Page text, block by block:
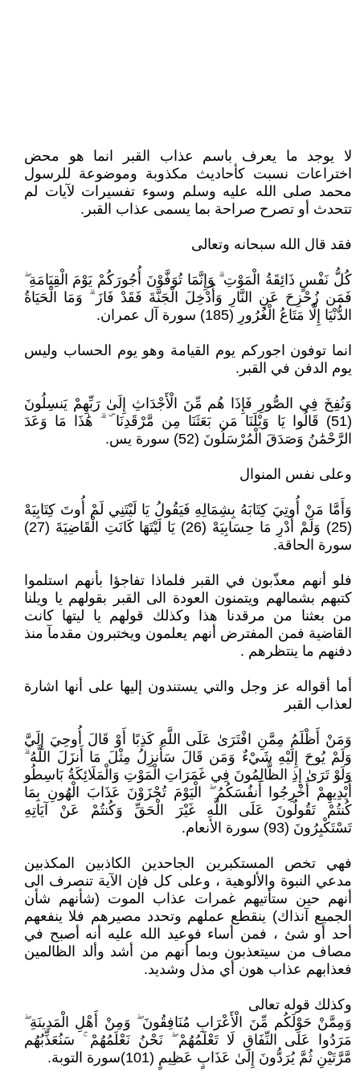
لا يوجد ما يعرف باسم عذاب القبر انما هو محض
اختراعات نسبت كأحاديث مكذوبة وموضوعة للرسول
محمد صلى الله عليه وسلم وسوء تفسيرات لآيات لم
تتحدث أو تصرح صراحة بما يسمى عذاب القبر.
فقد قال الله سبحانه وتعالى
كُلُّ نَفْسٍ ذَائِقَةُ الْمَوْتِ ۗ وَإِنَّمَا تُوَفَّوْنَ أُجُورَكُمْ يَوْمَ الْقِيَامَةِ ۖ
فَمَن زُحْزِحَ عَنِ النَّارِ وَأُدْخِلَ الْجَنَّةَ فَقَدْ فَازَ ۗ وَمَا الْحَيَاةُ
الدُّنْيَا إِلَّا مَتَاعُ الْغُرُورِ (185) سورة آل عمران.
انما توفون اجوركم يوم القيامة وهو يوم الحساب وليس
يوم الدفن في القبر.
وَنُفِخَ فِي الصُّورِ فَإِذَا هُم مِّنَ الْأَجْدَاثِ إِلَىٰ رَبِّهِمْ يَنسِلُونَ
(51) قَالُوا يَا وَيْلَنَا مَن بَعَثَنَا مِن مَّرْقَدِنَا ۜ ۗ هَٰذَا مَا وَعَدَ
الرَّحْمَٰنُ وَصَدَقَ الْمُرْسَلُونَ (52) سورة يس.
وعلى نفس المنوال
وَأَمَّا مَنْ أُوتِيَ كِتَابَهُ بِشِمَالِهِ فَيَقُولُ يَا لَيْتَنِي لَمْ أُوتَ كِتَابِيَهْ
(25) وَلَمْ أَدْرِ مَا حِسَابِيَهْ (26) يَا لَيْتَهَا كَانَتِ الْقَاضِيَةَ (27)
سورة الحاقة.
فلو أنهم معذّبون في القبر فلماذا تفاجؤا بأنهم استلموا
كتبهم بشمالهم ويتمنون العودة الى القبر بقولهم يا ويلنا
من بعثنا من مرقدنا هذا وكذلك قولهم يا ليتها كانت
القاضية فمن المفترض أنهم يعلمون ويختبرون مقدمآ منذ
دفنهم ما ينتظرهم .
أما أقواله عز وجل والتي يستندون إليها على أنها اشارة
لعذاب القبر
وَمَنْ أَظْلَمُ مِمَّنِ افْتَرَىٰ عَلَى اللَّهِ كَذِبًا أَوْ قَالَ أُوحِيَ إِلَيَّ
وَلَمْ يُوحَ إِلَيْهِ شَيْءٌ وَمَن قَالَ سَأُنزِلُ مِثْلَ مَا أَنزَلَ اللَّهُ ۗ
وَلَوْ تَرَىٰ إِذِ الظَّالِمُونَ فِي غَمَرَاتِ الْمَوْتِ وَالْمَلَائِكَةُ بَاسِطُو
أَيْدِيهِمْ أَخْرِجُوا أَنفُسَكُمُ ۖ الْيَوْمَ تُجْزَوْنَ عَذَابَ الْهُونِ بِمَا
كُنتُمْ تَقُولُونَ عَلَى اللَّهِ غَيْرَ الْحَقِّ وَكُنتُمْ عَنْ آيَاتِهِ
تَسْتَكْبِرُونَ (93) سورة الأنعام.
فهي تخص المستكبرين الجاحدين الكاذبين المكذبين
مدعي النبوة والألوهية ، وعلى كل فإن الآية تنصرف الى
أنهم حين ستأتيهم غمرات عذاب الموت (شأنهم شأن
الجميع آنذاك) ينقطع عملهم وتحدد مصيرهم فلا ينفعهم
أحد أو شئ ، فمن أساء فوعيد الله عليه أنه أصبح في
مصاف من سيتعذبون وبما أنهم من أشد وألد الظالمين
فعذابهم عذاب هون أي مذل وشديد.
وكذلك قوله تعالى
وَمِمَّنْ حَوْلَكُم مِّنَ الْأَعْرَابِ مُنَافِقُونَ ۖ وَمِنْ أَهْلِ الْمَدِينَةِ ۖ
مَرَدُوا عَلَى النِّفَاقِ لَا تَعْلَمُهُمْ ۖ نَحْنُ نَعْلَمُهُمْ ۚ سَنُعَذِّبُهُم
مَّرَّتَيْنِ ثُمَّ يُرَدُّونَ إِلَىٰ عَذَابٍ عَظِيمٍ (101)سورة التوبة.